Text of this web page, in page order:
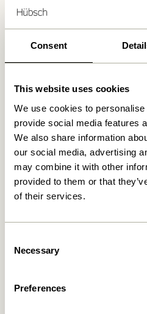
Consent
This website uses cookies
We use cookies to
provide social media features
We also share information
our social media, advertising
may combine it with other
provided to them or that
of their services.
Selection
Necessary
Preferences
Livraison gratuite à partir de
3.499,00kr.